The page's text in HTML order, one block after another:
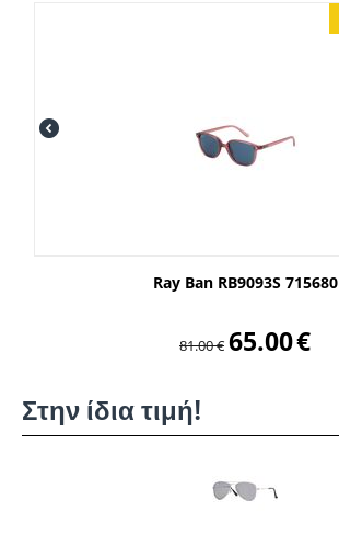
Ray Ban RB9093S 715680
81.00€ 65.00€
Στην ίδια τιμή!